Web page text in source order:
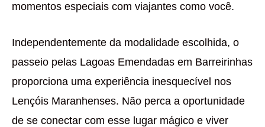
momentos especiais com viajantes como você.
Independentemente da modalidade escolhida, o
passeio pelas Lagoas Emendadas em Barreirinhas
proporciona uma experiência inesquecível nos
Lençóis Maranhenses. Não perca a oportunidade
de se conectar com esse lugar mágico e viver